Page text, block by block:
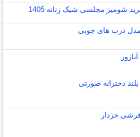
شومیز مجلسی شیک زنانه 1405
مدل درب های چوبی
دخترانه صورتی
خزدار